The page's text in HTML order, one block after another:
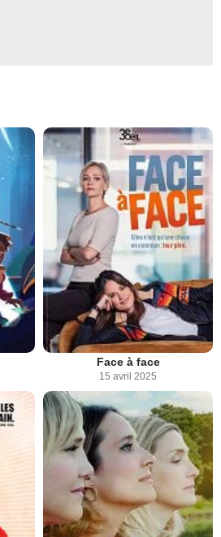
Face à face
15 avril 2025